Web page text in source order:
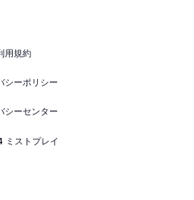
用規約
シーポリシー
シーセンター
ストプレイ